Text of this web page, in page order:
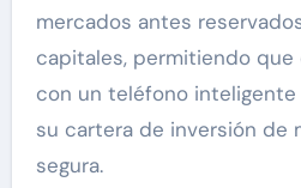
mercados antes
capitales, permitiendo que
con un teléfono
su cartera de inversión de
segura.